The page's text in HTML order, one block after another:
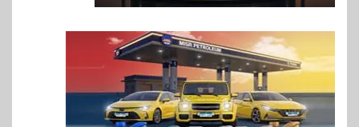
8
حماقي يشعل سعادة ساحل في
رأس الحكمة.. وبوسي مفاجأة
الحفل